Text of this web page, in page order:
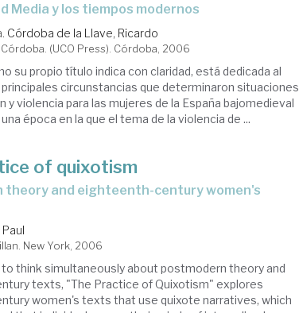
Media y los tiempos modernos
Córdoba de la Llave, Ricardo
(UCO Press). Córdoba, 2006
su propio título indica con claridad, está dedicada al
circunstancias que determinaron situaciones
y violencia para las mujeres de la España bajomedieval
época en la que el tema de la violencia de ...
of quixotism
New York, 2006
think simultaneously about postmodern theory and
texts, "The Practice of Quixotism" explores
women's texts that use quixote narratives, which